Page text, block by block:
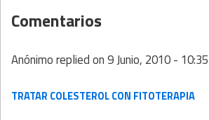
Comentarios
Anónimoreplied on9 Junio, 2010 - 10:35
TRATAR COLESTEROL CON FITOTERAPIA